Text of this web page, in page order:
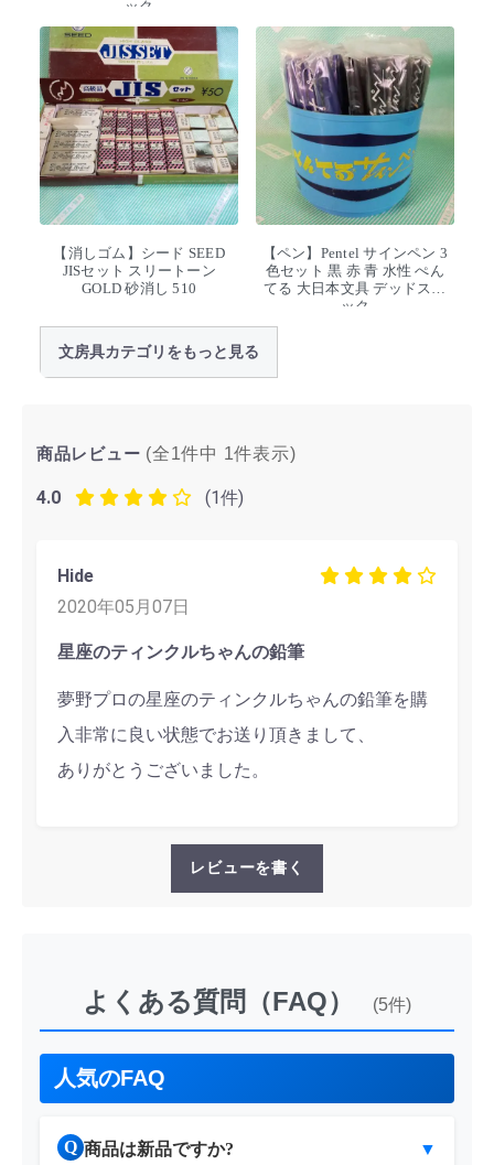
ック
【消しゴム】シード SEED
JISセット スリートーン
GOLD 砂消し 510
【ペン】Pentel サインペン 3
色セット 黒 赤 青 水性 ぺん
てる 大日本文具 デッドスト
ック
文房具カテゴリをもっと見る
商品レビュー (全1件中 1件表示)
4.0 (1件)
Hide
2020年05月07日
星座のティンクルちゃんの鉛筆
夢野プロの星座のティンクルちゃんの鉛筆を購
入非常に良い状態でお送り頂きまして、
ありがとうございました。
レビューを書く
よくある質問（FAQ） (5件)
人気のFAQ
Q 商品は新品ですか? ▼